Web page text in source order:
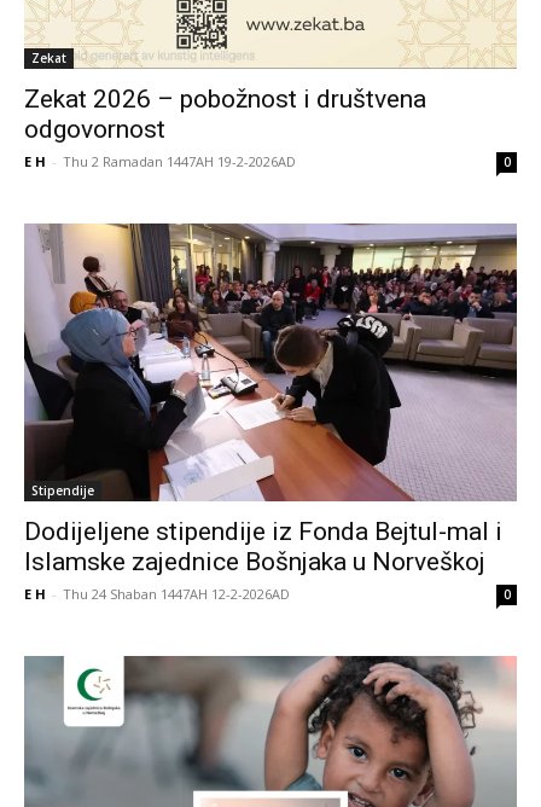
Zekat
Zekat 2026 – pobožnost i društvena
odgovornost
E H - Thu 2 Ramadan 1447AH 19-2-2026AD 0
Stipendije
Dodijeljene stipendije iz Fonda Bejtul-mal i
Islamske zajednice Bošnjaka u Norveškoj
E H - Thu 24 Shaban 1447AH 12-2-2026AD 0